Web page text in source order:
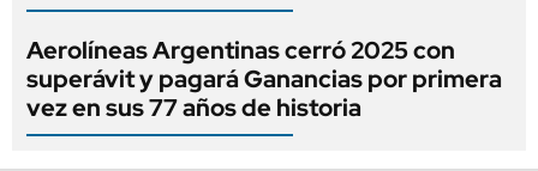
Aerolíneas Argentinas cerró 2025 con
superávit y pagará Ganancias por primera
vez en sus 77 años de historia